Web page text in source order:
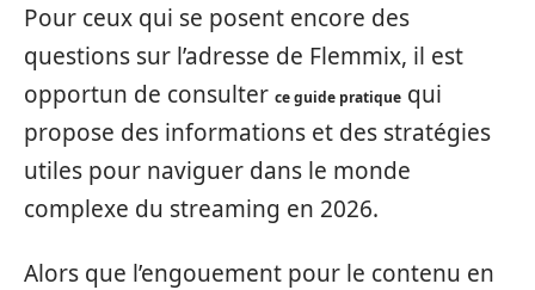
Pour ceux qui se posent encore des
questions sur l’adresse de Flemmix, il est
opportun de consulter ce guide pratique qui
propose des informations et des stratégies
utiles pour naviguer dans le monde
complexe du streaming en 2026.
Alors que l’engouement pour le contenu en